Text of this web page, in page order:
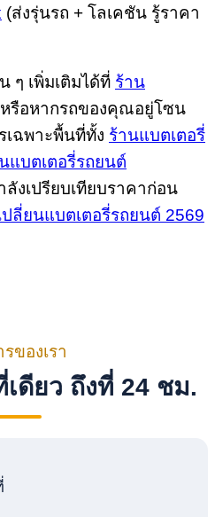
(ส่งรุ่นรถ + โลเคชัน รู้ราคา
ๆ เพิ่มเติมได้ที่ ร้าน
หรือหากรถของคุณอยู่โซน
เฉพาะพื้นที่ทั้ง ร้านแบตเตอรี่
แบตเตอรี่รถยนต์
งเปรียบเทียบราคาก่อน
ปลี่ยนแบตเตอรี่รถยนต์ 2569
ของเรา
ดียว ถึงที่ 24 ชม.